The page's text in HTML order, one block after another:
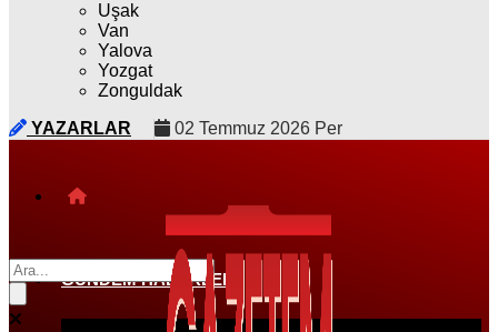
Uşak
Van
Yalova
Yozgat
Zonguldak
YAZARLAR
02 Temmuz 2026 Per
GÜNDEM HABERLERI